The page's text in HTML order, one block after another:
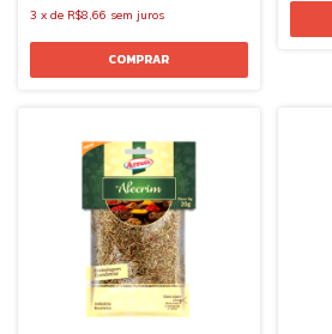
3 x de R$8,66 sem juros